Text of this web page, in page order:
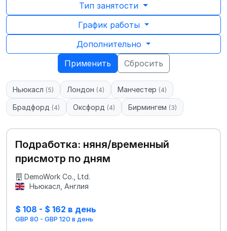
Тип занятости
График работы
Дополнительно
Применить
Сбросить
Ньюкасл (5) Лондон (4) Манчестер (4)
Брадфорд (4) Оксфорд (4) Бирмингем (3)
Подработка: няня/временный
присмотр по дням
DemoWork Co., Ltd.
Ньюкасл, Англия
$ 108 - $ 162 в день
GBP 80 - GBP 120 в день